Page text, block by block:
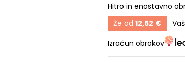
Hitro in enostavno
Že od 12,52 €
Izračun obrokov